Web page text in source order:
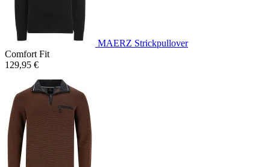
MAERZ Strickpullover
Comfort Fit
129,95 €